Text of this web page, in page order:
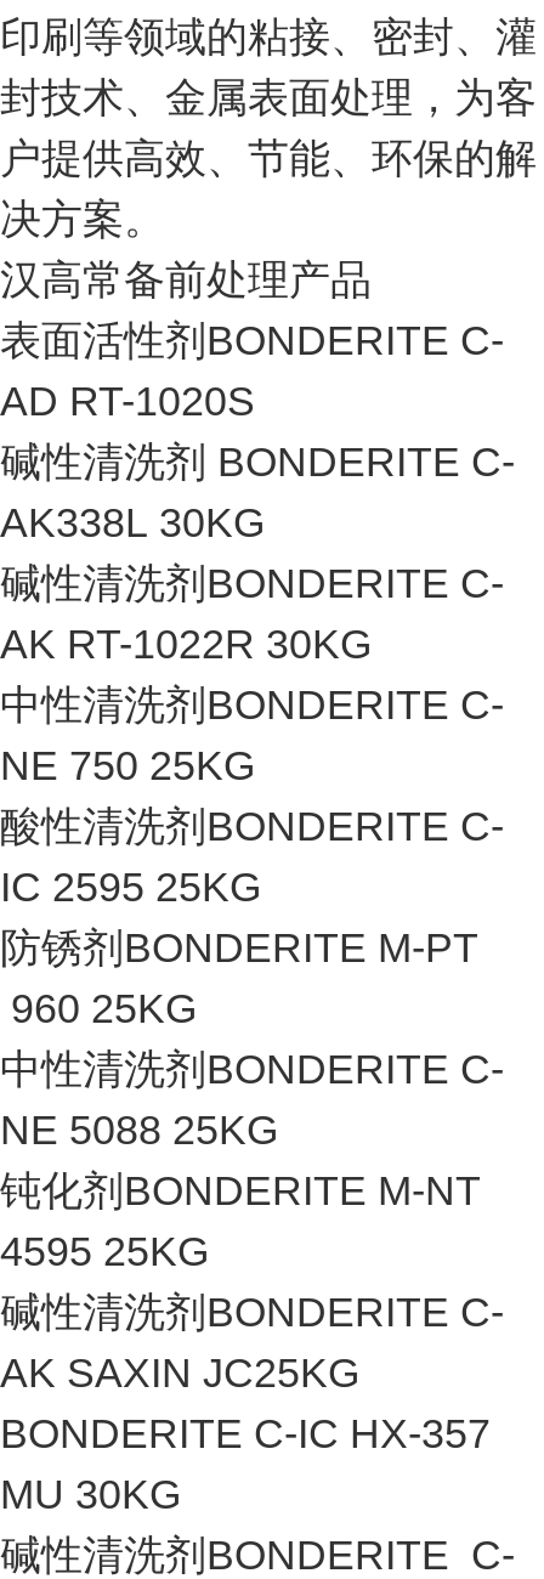
印刷等领域的粘接、密封、灌
封技术、金属表面处理，为客
户提供高效、节能、环保的解
决方案。
汉高常备前处理产品
表面活性剂BONDERITE C-
AD RT-1020S
碱性清洗剂 BONDERITE C-
AK338L 30KG
碱性清洗剂BONDERITE C-
AK RT-1022R 30KG
中性清洗剂BONDERITE C-
NE 750 25KG
酸性清洗剂BONDERITE C-
IC 2595 25KG
防锈剂BONDERITE M-PT
960 25KG
中性清洗剂BONDERITE C-
NE 5088 25KG
钝化剂BONDERITE M-NT
4595 25KG
碱性清洗剂BONDERITE C-
AK SAXIN JC25KG
BONDERITE C-IC HX-357
MU 30KG
碱性清洗剂BONDERITE C-